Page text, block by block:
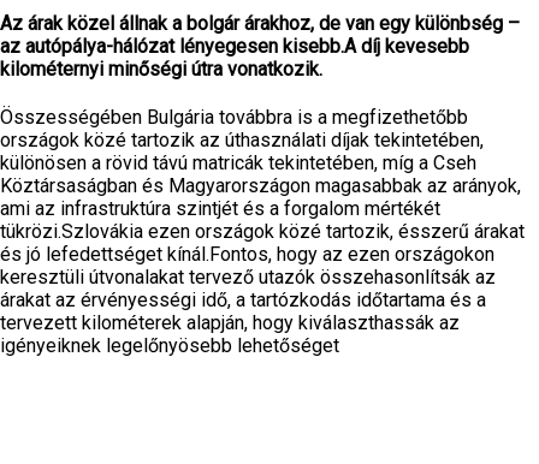
Az árak közel állnak a bolgár árakhoz, de van egy különbség –
az autópálya-hálózat lényegesen kisebb.A díj kevesebb
kilométernyi minőségi útra vonatkozik.
Összességében Bulgária továbbra is a megfizethetőbb
országok közé tartozik az úthasználati díjak tekintetében,
különösen a rövid távú matricák tekintetében, míg a Cseh
Köztársaságban és Magyarországon magasabbak az arányok,
ami az infrastruktúra szintjét és a forgalom mértékét
tükrözi.Szlovákia ezen országok közé tartozik, ésszerű árakat
és jó lefedettséget kínál.Fontos, hogy az ezen országokon
keresztüli útvonalakat tervező utazók összehasonlítsák az
árakat az érvényességi idő, a tartózkodás időtartama és a
tervezett kilométerek alapján, hogy kiválaszthassák az
igényeiknek legelőnyösebb lehetőséget